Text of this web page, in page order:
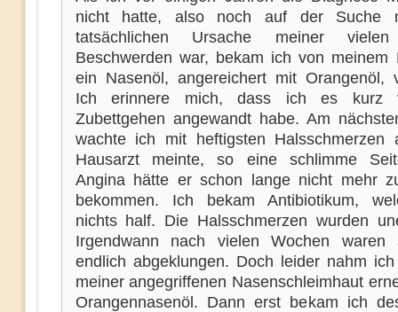
nicht hatte, also noch auf der Suche
tatsächlichen Ursache meiner
Beschwerden war, bekam ich von meinem
ein Nasenöl, angereichert mit Orangenöl,
Ich erinnere mich, dass ich es kurz
Zubettgehen angewandt habe. Am
wachte ich mit heftigsten Halsschmerzen
Hausarzt meinte, so eine schlimme
Angina hätte er schon lange nicht mehr
bekommen. Ich bekam Antibiotikum,
nichts half. Die Halsschmerzen wurden
Irgendwann nach vielen Wochen waren
endlich abgeklungen. Doch leider nahm
meiner angegriffenen Nasenschleimhaut
Orangennasenöl. Dann erst bekam ich